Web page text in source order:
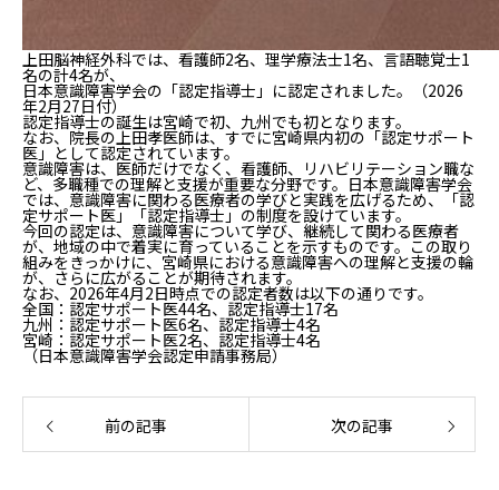
上田脳神経外科では、看護師2名、理学療法士1名、言語聴覚士1
名の計4名が、
日本意識障害学会の「認定指導士」に認定されました。（2026
年2月27日付）
認定指導士の誕生は宮崎で初、九州でも初となります。
なお、院長の上田孝医師は、すでに宮崎県内初の「認定サポート
医」として認定されています。
意識障害は、医師だけでなく、看護師、リハビリテーション職な
ど、多職種での理解と支援が重要な分野です。日本意識障害学会
では、意識障害に関わる医療者の学びと実践を広げるため、「認
定サポート医」「認定指導士」の制度を設けています。
今回の認定は、意識障害について学び、継続して関わる医療者
が、地域の中で着実に育っていることを示すものです。この取り
組みをきっかけに、宮崎県における意識障害への理解と支援の輪
が、さらに広がることが期待されます。
なお、2026年4月2日時点での認定者数は以下の通りです。
全国：認定サポート医44名、認定指導士17名
九州：認定サポート医6名、認定指導士4名
宮崎：認定サポート医2名、認定指導士4名
（日本意識障害学会認定申請事務局）
前の記事 次の記事